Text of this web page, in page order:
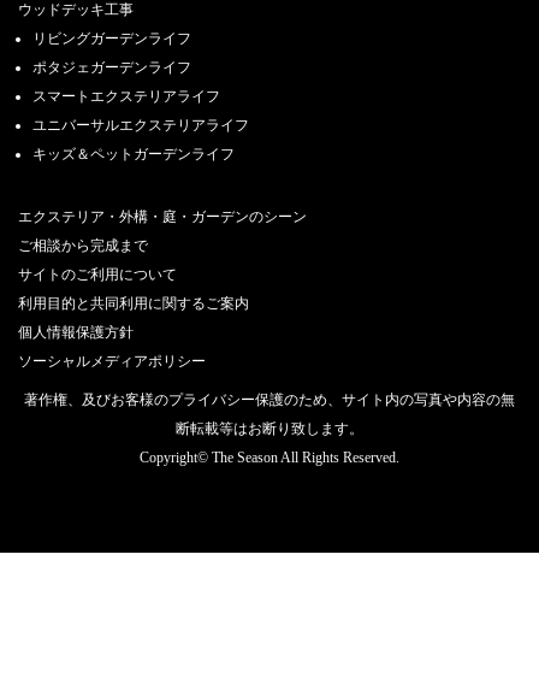
ウッドデッキ工事
リビングガーデンライフ
ポタジェガーデンライフ
スマートエクステリアライフ
ユニバーサルエクステリアライフ
キッズ＆ペットガーデンライフ
エクステリア・外構・庭・ガーデンのシーン
ご相談から完成まで
サイトのご利用について
利用目的と共同利用に関するご案内
個人情報保護方針
ソーシャルメディアポリシー
著作権、及びお客様のプライバシー保護のため、サイト内の写真や内容の無
断転載等はお断り致します。
Copyright© The Season All Rights Reserved.